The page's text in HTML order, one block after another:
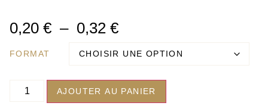
0,20 € – 0,32 €
FORMAT
AJOUTER AU PANIER